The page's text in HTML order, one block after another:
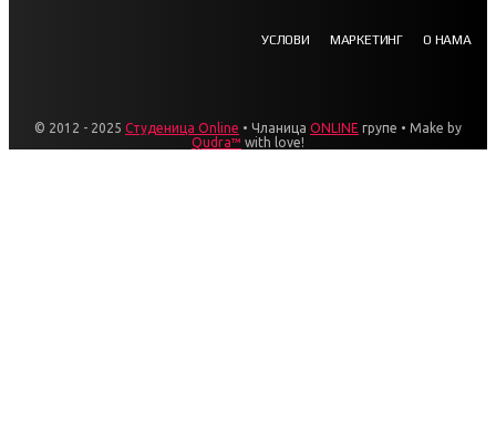
УСЛОВИ МАРКЕТИНГ О НАМА
© 2012 - 2025 Студеница Online • Чланица ONLINE групе • Make by
Qudra™ with love!